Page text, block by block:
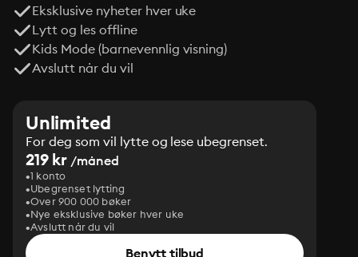
Eksklusive nyheter hver uke
Lytt og les offline
Kids Mode (barnevennlig visning)
Avslutt når du vil
Unlimited
For deg som vil lytte og lese ubegrenset.
219 kr /måned
1 konto
Ubegrenset lytting
Over 900 000 bøker
Nye eksklusive bøker hver uke
Avslutt når du vil
Benytt tilbud